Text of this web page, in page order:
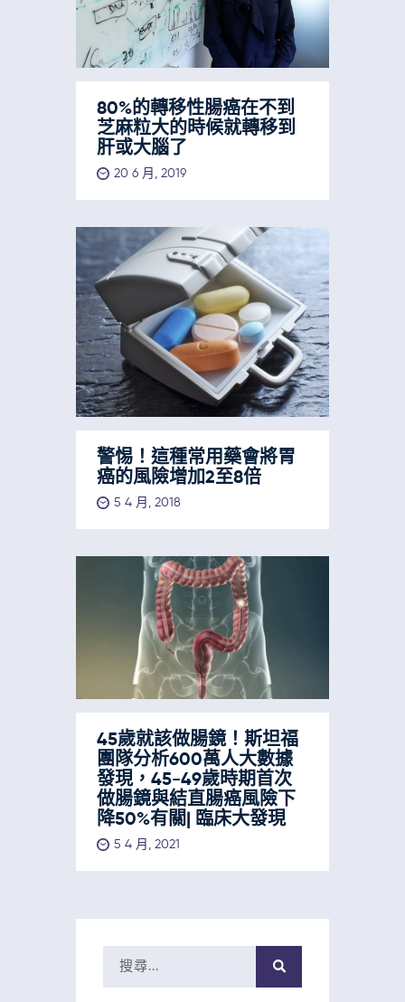
80%的轉移性腸癌在不到
芝麻粒大的時候就轉移到
肝或大腦了
20 6 月, 2019
警惕！這種常用藥會將胃
癌的風險增加2至8倍
5 4 月, 2018
45歲就該做腸鏡！斯坦福
團隊分析600萬人大數據
發現，45-49歲時期首次
做腸鏡與結直腸癌風險下
降50%有關| 臨床大發現
5 4 月, 2021